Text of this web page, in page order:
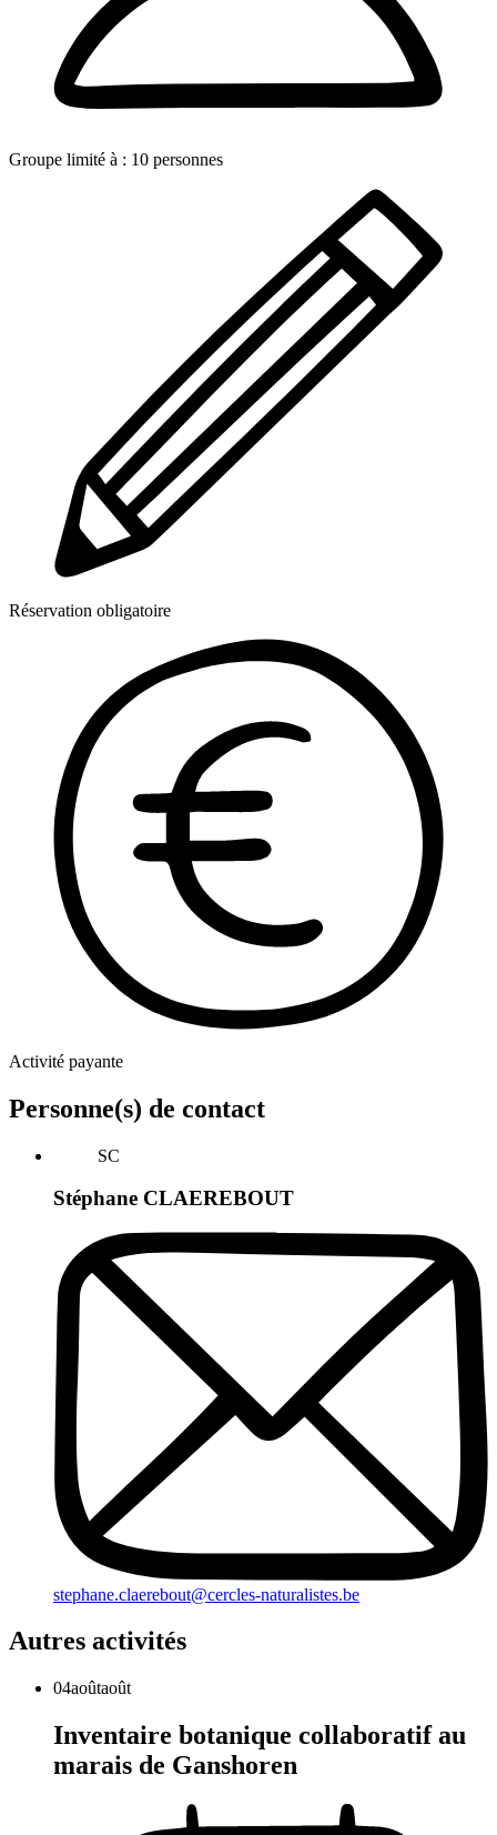
Groupe limité à : 10 personnes
Réservation obligatoire
Activité payante
Personne(s) de contact
SC
Stéphane CLAEREBOUT
stephane.claerebout@cercles-naturalistes.be
Autres activités
04aoûtaoût
Inventaire botanique collaboratif au
marais de Ganshoren